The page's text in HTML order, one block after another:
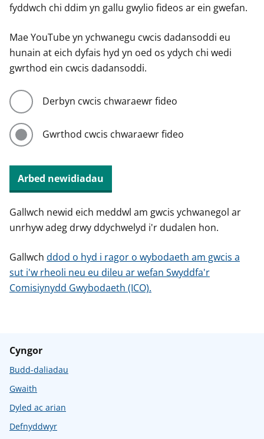
fyddwch chi ddim yn gallu gwylio fideos ar ein gwefan.
Mae YouTube yn ychwanegu cwcis dadansoddi eu
hunain at eich dyfais hyd yn oed os ydych chi wedi
gwrthod ein cwcis dadansoddi.
Derbyn cwcis chwaraewr fideo
Gwrthod cwcis chwaraewr fideo
Arbed newidiadau
Gallwch newid eich meddwl am gwcis ychwanegol ar
unrhyw adeg drwy ddychwelyd i'r dudalen hon.
Gallwch ddod o hyd i ragor o wybodaeth am gwcis a
sut i'w rheoli neu eu dileu ar wefan Swyddfa'r
Comisiynydd Gwybodaeth (ICO).
Cyngor
Budd-daliadau
Gwaith
Dyled ac arian
Defnyddwyr